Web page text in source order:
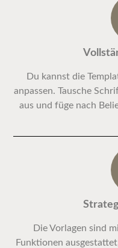
Du kannst die
anpassen. Tausche
aus und füge nach
Die Vorlagen sind
Funktionen